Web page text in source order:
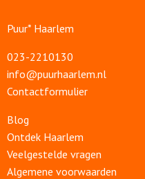
Puur* Haarlem
023-2210130
info@puurhaarlem.nl
Contactformulier
Blog
Ontdek Haarlem
Veelgestelde vragen
Algemene voorwaarden